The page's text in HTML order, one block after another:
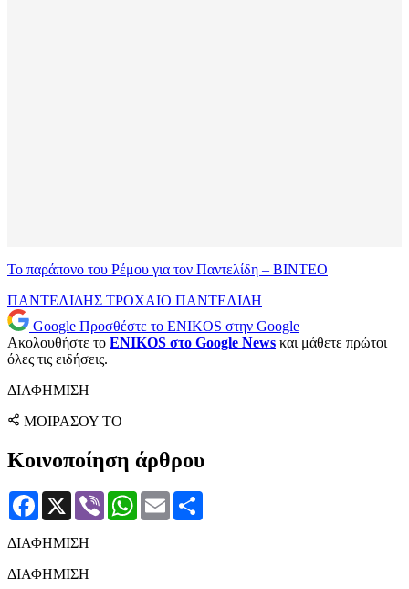
Το παράπονο του Ρέμου για τον Παντελίδη – ΒΙΝΤΕΟ
ΠΑΝΤΕΛΙΔΗΣ ΤΡΟΧΑΙΟ ΠΑΝΤΕΛΙΔΗ
Google Προσθέστε το ENIKOS στην Google
Ακολουθήστε το ENIKOS στο Google News και μάθετε πρώτοι
όλες τις ειδήσεις.
ΔΙΑΦΗΜΙΣΗ
ΜΟΙΡΑΣΟΥ ΤΟ
Κοινοποίηση άρθρου
Facebook
X Viber WhatsApp
Email
ΔΙΑΦΗΜΙΣΗ
ΔΙΑΦΗΜΙΣΗ